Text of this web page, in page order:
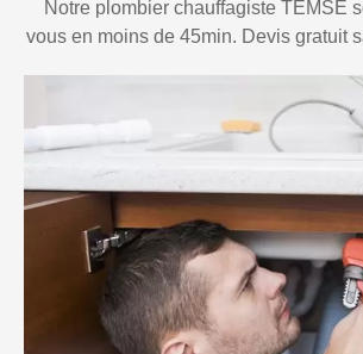
Notre plombier chauffagiste TEMSE
vous en moins de 45min. Devis gratuit